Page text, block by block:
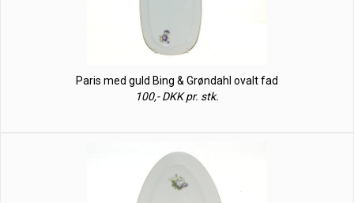
Paris med guld Bing & Grøndahl ovalt fad
100,- DKK pr. stk.